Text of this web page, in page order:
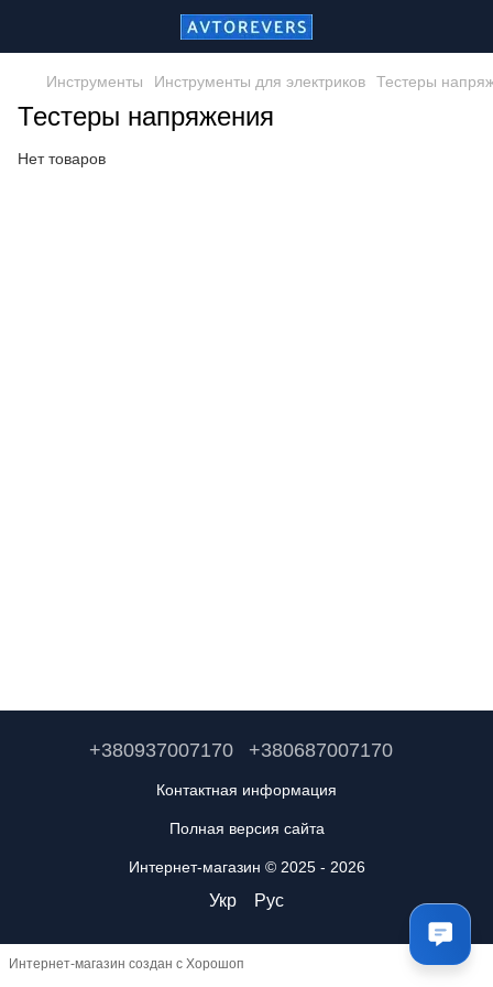
Инструменты Инструменты для электриков Тестеры
Тестеры напряжения
Нет товаров
+380937007170 +380687007170
Контактная информация
Полная версия сайта
Интернет-магазин © 2025 - 2026
Укр Рус
Интернет-магазин создан с Хорошоп